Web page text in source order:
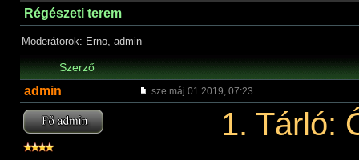
Régészeti terem
Moderátorok: Erno, admin
Szerző
admin sze máj 01 2019, 07:23
1. Tárló: